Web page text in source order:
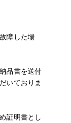
障した場
品書を送付
いておりま
証明書とし